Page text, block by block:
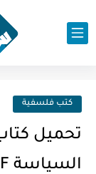
كتب فلسفية
تحميل
السياسة PDF